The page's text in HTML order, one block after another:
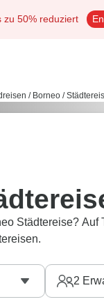
zu 50% reduziert
/ Borneo /
Städtereise?
2